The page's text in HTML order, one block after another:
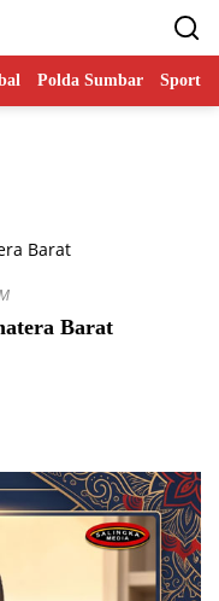
Polda Sumbar Sports
Barat